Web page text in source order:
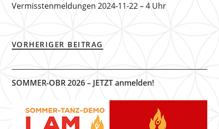
Vermisstenmeldungen 2024-11-22 – 4 Uhr
VORHERIGER BEITRAG
SOMMER-OBR 2026 – JETZT anmelden!